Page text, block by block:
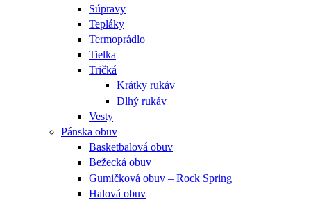
Súpravy
Tepláky
Termoprádlo
Tielka
Tričká
Krátky rukáv
Dlhý rukáv
Vesty
Pánska obuv
Basketbalová obuv
Bežecká obuv
Gumičková obuv – Rock Spring
Halová obuv